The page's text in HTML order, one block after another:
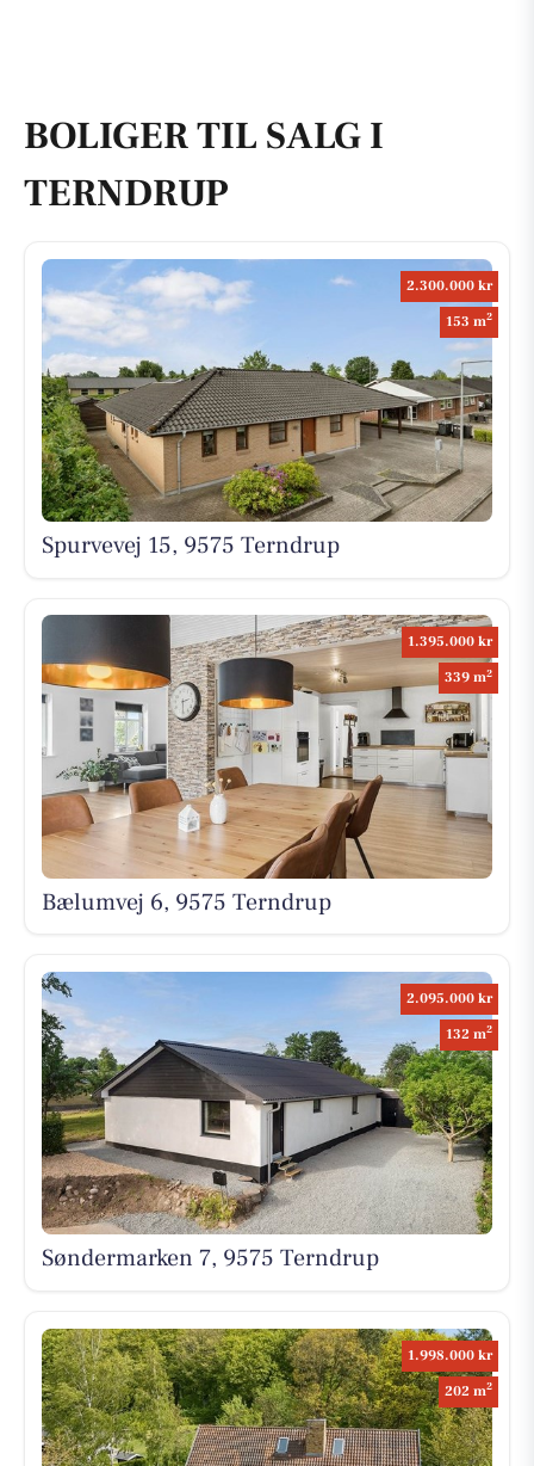
BOLIGER TIL SALG I
TERNDRUP
2.300.000 kr
153 m2
Spurvevej 15, 9575 Terndrup
1.395.000 kr
339 m2
Bælumvej 6, 9575 Terndrup
2.095.000 kr
132 m2
Søndermarken 7, 9575 Terndrup
1.998.000 kr
202 m2